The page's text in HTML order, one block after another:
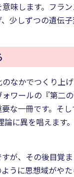
味します。フラ
少しずつの遺伝
なかでつくり
ワールの『第二
な一冊です。そ
に異を唱えま
が、その後目覚
うに思想域がや